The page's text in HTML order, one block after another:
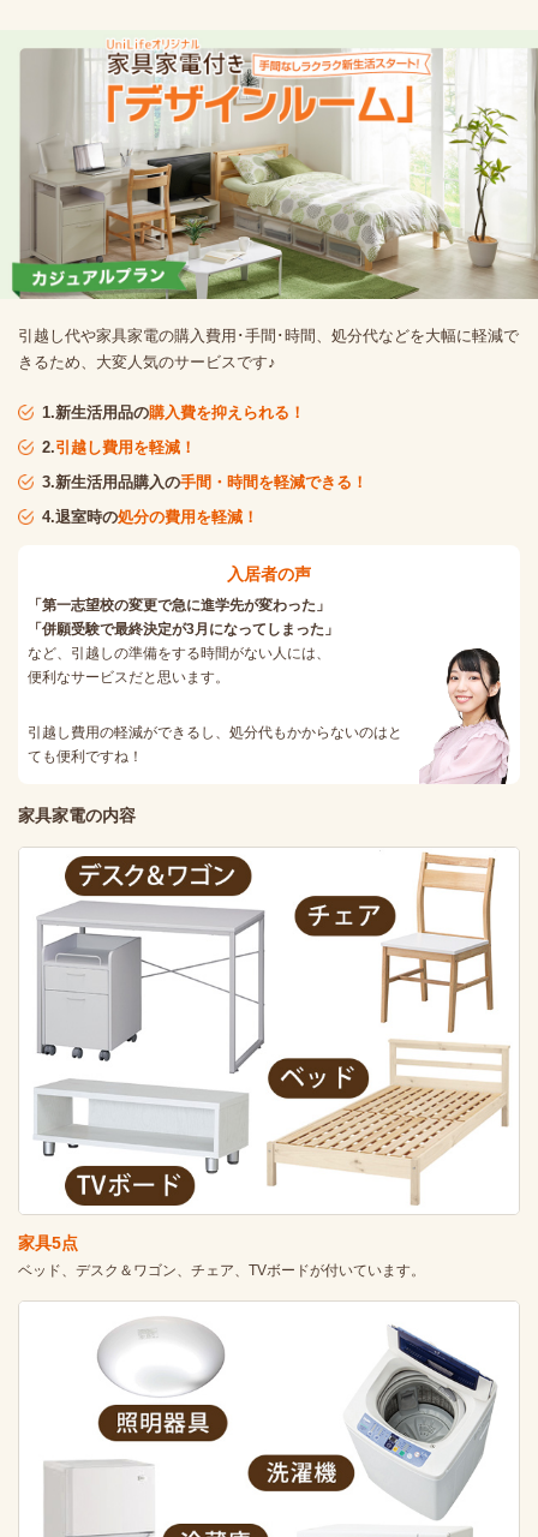
引越し代や家具家電の購入費用･手間･時間、処分代などを大幅に軽減で
きるため、大変人気のサービスです♪
1.新生活用品の購入費を抑えられる！
2.引越し費用を軽減！
3.新生活用品購入の手間・時間を軽減できる！
4.退室時の処分の費用を軽減！
入居者の声
「第一志望校の変更で急に進学先が変わった」
「併願受験で最終決定が3月になってしまった」
など、引越しの準備をする時間がない人には、
便利なサービスだと思います。
引越し費用の軽減ができるし、処分代もかからないのはと
ても便利ですね！
家具家電の内容
家具5点
ベッド、デスク＆ワゴン、チェア、TVボードが付いています。